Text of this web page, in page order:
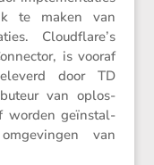
te maken van
Cloudflare’s
is vooraf
door TD
van oplos­
worden geïnstal­
van